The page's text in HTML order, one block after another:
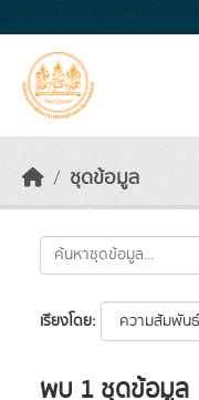
ชุดข้อมูล
เรียงโดย
พบ 1 ชุดข้อมูล